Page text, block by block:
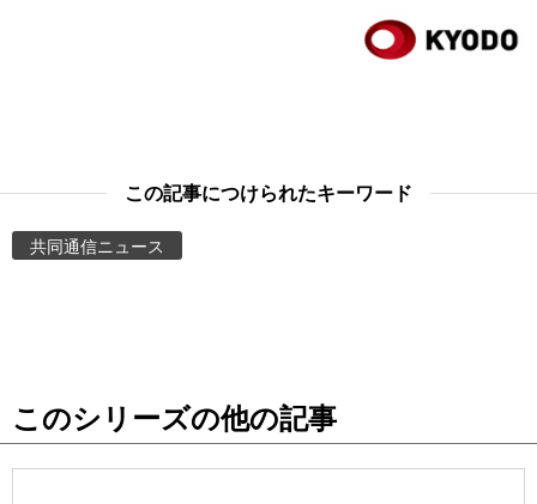
People
この記事につけられたキーワード
共同通信ニュース
このシリーズの他の記事